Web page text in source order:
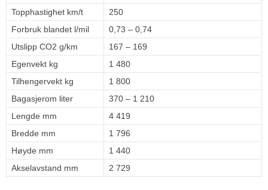
Topphastighet km/t
250
Forbruk blandet l/mil
0,73 – 0,74
Utslipp CO2 g/km
167 – 169
Egenvekt kg
1 480
Tilhengervekt kg
1 800
Bagasjerom liter
370 – 1 210
Lengde mm
4 419
Bredde mm
1 796
Høyde mm
1 440
Akselavstand mm
2 729